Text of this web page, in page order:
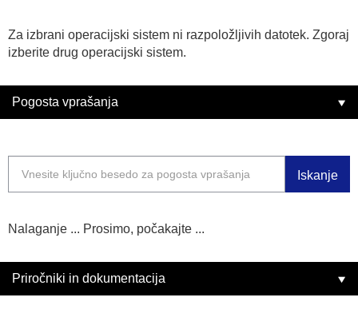
Za izbrani operacijski sistem ni razpoložljivih datotek. Zgoraj
izberite drug operacijski sistem.
Pogosta vprašanja
Iskanje
Nalaganje ... Prosimo, počakajte ...
Priročniki in dokumentacija